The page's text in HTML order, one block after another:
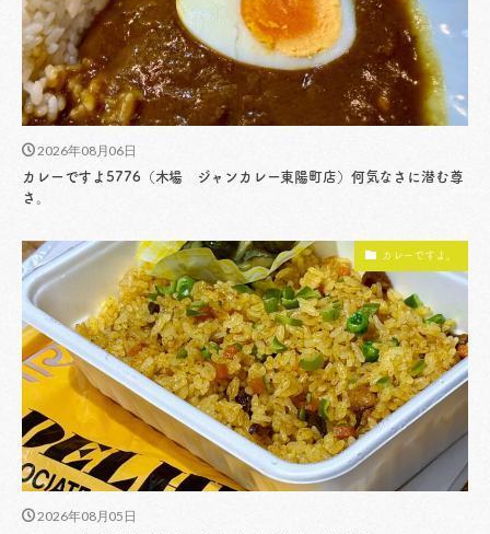
2026年08月06日
カレーですよ5776（木場 ジャンカレー東陽町店）何気なさに潜む尊
さ。
カレーですよ。
2026年08月05日